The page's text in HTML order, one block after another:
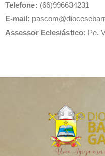
Telefone: (66)996634231
E-mail:
Assessor Eclesiástico: Pe.